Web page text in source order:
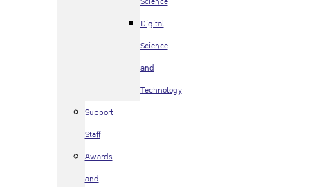
Digital
Science
and
Technology
Support
Staff
Awards
and